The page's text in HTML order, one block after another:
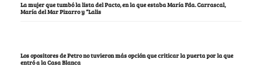
La mujer que tumbó la lista del Pacto, en la que estaba María Fda. Carrascal,
María del Mar Pizarro y “Lalis
Los opositores de Petro no tuvieron más opción que criticar la puerta por la que
entró a la Casa Blanca